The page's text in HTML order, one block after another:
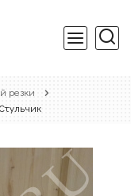
резки
Стульчик